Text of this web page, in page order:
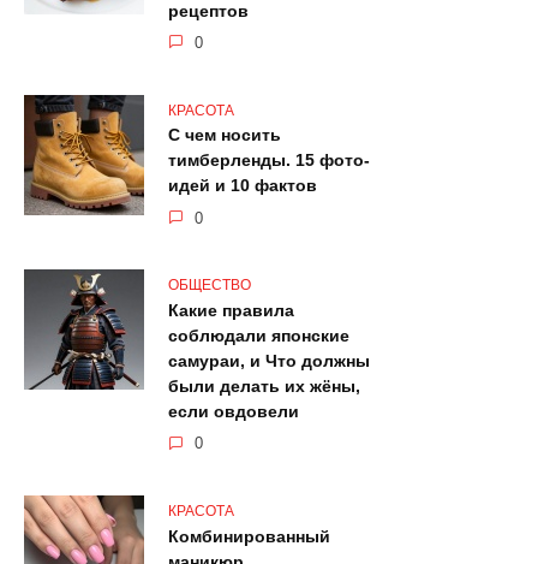
рецептов
0
КРАСОТА
С чем носить
тимберленды. 15 фото-
идей и 10 фактов
0
ОБЩЕСТВО
Какие правила
соблюдали японские
самураи, и Что должны
были делать их жёны,
если овдовели
0
КРАСОТА
Комбинированный